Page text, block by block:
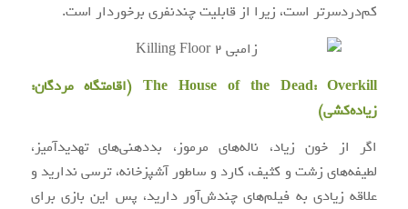
کم‌دردسرتر است، زیرا از قابلیت چندنفری برخوردار است.
The House of the Dead: Overkill (اقامتگاه مردگان:
زیاده‌کشی)
اگر از خون زیاد، ناله‌های مرموز، بددهنی‌های تهدیدآمیز،
لطیفه‌های زشت و کثیف، کارد و ساطور آشپزخانه، ترسی ندارید و
علاقه زیادی به فیلم‌های چندش‌آور دارید، پس این بازی برای